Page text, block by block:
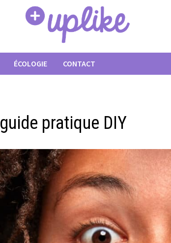
ÉCOLOGIE CONTACT
pratique DIY